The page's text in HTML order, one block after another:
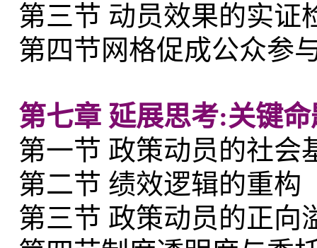
第三节 动员效果的实证
第四节网格促成公众参
第七章 延展思考:关键
第一节 政策动员的社会
第二节 绩效逻辑的重构
第三节 政策动员的正向